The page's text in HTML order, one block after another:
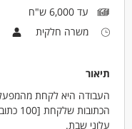
עד 6,000 ש"ח
משרה חלקית
תיאור
העבודה היא לקחת
עלוני שבת.